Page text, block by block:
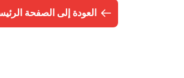
العودة إلى الصفحة